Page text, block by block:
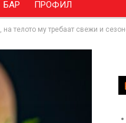
БАР ПРОФИЛ
телото му требаат свежи и